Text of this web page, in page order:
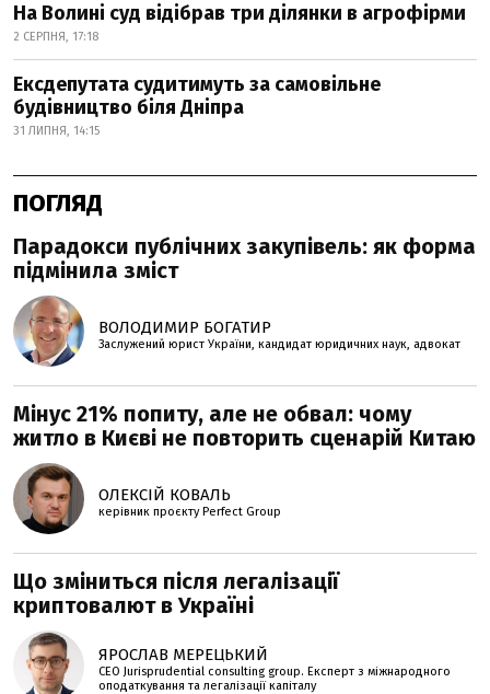
На Волині суд відібрав три ділянки в агрофірми
2 СЕРПНЯ, 17:18
Ексдепутата судитимуть за самовільне
будівництво біля Дніпра
31 ЛИПНЯ, 14:15
ПОГЛЯД
Парадокси публічних закупівель: як форма
підмінила зміст
ВОЛОДИМИР БОГАТИР
Заслужений юрист України, кандидат юридичних наук, адвокат
Мінус 21% попиту, але не обвал: чому
житло в Києві не повторить сценарій Китаю
ОЛЕКСІЙ КОВАЛЬ
керівник проєкту Perfеct Group
Що зміниться після легалізації
криптовалют в Україні
ЯРОСЛАВ МЕРЕЦЬКИЙ
CEO Jurisprudential consulting group. Експерт з міжнародного
оподаткування та легалізації капіталу